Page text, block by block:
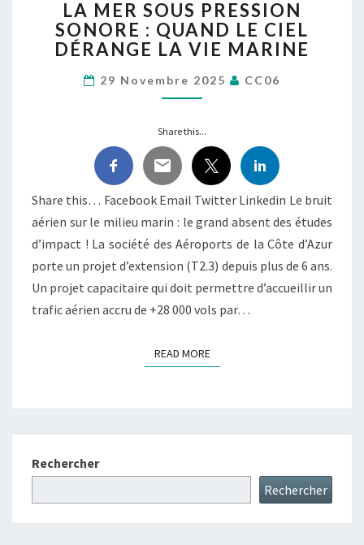
MER
SOUS
PRESSION
:
QUAND
CIEL
DÉRANGE
LA
VIE
MARINE
LA MER SOUS PRESSION
SONORE : QUAND LE CIEL
DÉRANGE LA VIE MARINE
29 Novembre 2025 CC06
Share this...
Share this… Facebook Email Twitter Linkedin Le bruit
aérien sur le milieu marin : le grand absent des études
d’impact ! La société des Aéroports de la Côte d’Azur
porte un projet d’extension (T2.3) depuis plus de 6 ans.
Un projet capacitaire qui doit permettre d’accueillir un
trafic aérien accru de +28 000 vols par…
READ MOREREAD MORE
Rechercher
Rechercher